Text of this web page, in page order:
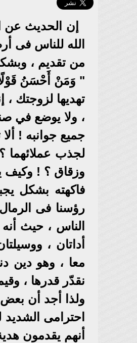
إن الحديث عن
الله للناس فى
من تقديم ،
" وَمَنْ أَحْسَنُ قَوْلًا
تهديها لزوجتك
، ولا يوضع في
جميع جوانبه !
لجذب عملائهما
وزقاق ؟ ! وكيف
فاكهته بشكل
رؤسنا فى
الناس ، حيث
أداتان ،
معا ، وهو دين
نقدّر قدرها ،
ولذا أجد أن بعض
احترامى الشديد
أنهم يقدمون